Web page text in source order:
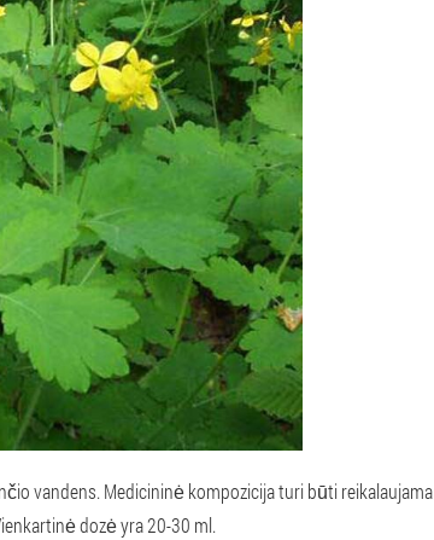
vandens. Medicininė kompozicija turi būti reikalaujama
dozė yra 20-30 ml.